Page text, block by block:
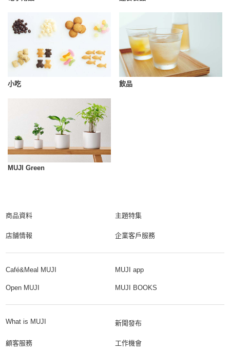
小吃 飲品
MUJI Green
商品資料 主題特集
店舗情報 企業客戶服務
Café&Meal MUJI MUJI app
Open MUJI MUJI BOOKS
What is MUJI 新聞發布
顧客服務 工作機會